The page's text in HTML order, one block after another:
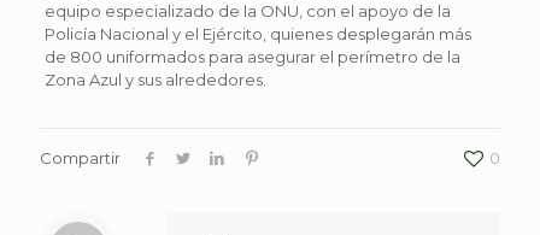
equipo especializado de la ONU, con el apoyo de la
Policía Nacional y el Ejército, quienes desplegarán más
de 800 uniformados para asegurar el perímetro de la
Zona Azul y sus alrededores.
Compartir 0